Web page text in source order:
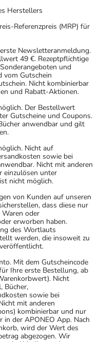
Herstellers
Referenzpreis (MRP) für
Newsletteranmeldung.
49 €. Rezeptpflichtige
und
vom Gutschein
Nicht kombinierbar
und Rabatt-Aktionen.
Der Bestellwert
Gutscheine und Coupons.
anwendbar und gilt
Nicht auf
sowie bei
Nicht mit anderen
einzulösen unter
nicht möglich.
von Kunden auf unseren
dass diese nur
oder
erworben haben.
des Wortlauts
werden, die insoweit zu
Mit dem Gutscheincode
Ihre erste Bestellung, ab
Nicht
Bücher,
sowie bei
mit anderen
kombinierbar und nur
der APONEO App. Nach
wird der Wert des
abgezogen. Wir